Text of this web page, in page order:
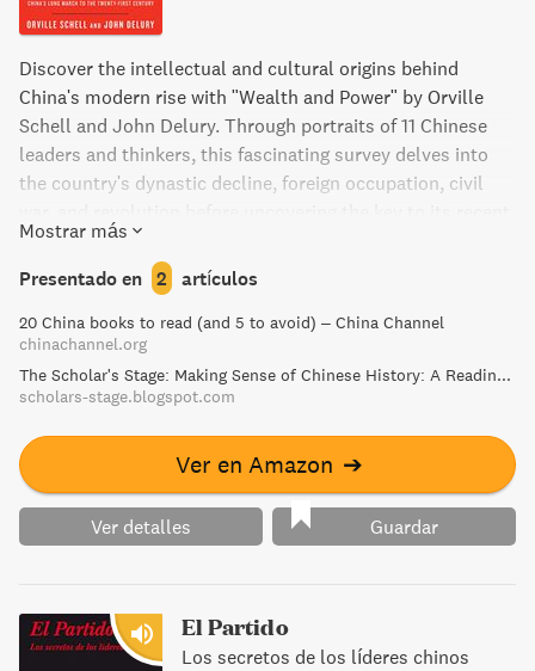
Discover the intellectual and cultural origins behind
China's modern rise with "Wealth and Power" by Orville
Schell and John Delury. Through portraits of 11 Chinese
leaders and thinkers, this fascinating survey delves into
the country's dynastic decline, foreign occupation, civil
success - a determined pursuit of "wealth and power." This
insightful book provides much-needed insight into China's
progression and the future it is shaping for us all. Named
one of the best books of the year by St. Louis Post-
Dispatch, it is a must-read for anyone interested in the
world's fastest-rising superpower.
Mostrar más
Presentado en 2 artículos
20 China books to read (and 5 to avoid) – China Channel
chinachannel.org
The Scholar's Stage: Making Sense of Chinese History: A Reading List
scholars-stage.blogspot.com
Ver en Amazon ➔
Ver detalles Guardar
El Partido
Los secretos de los líderes chinos